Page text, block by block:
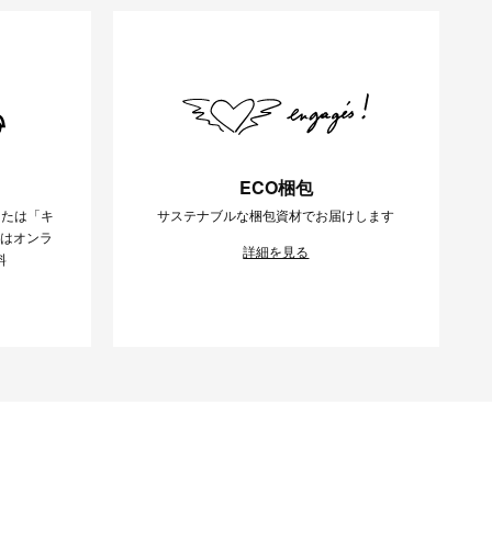
は「キ
オンラ
ECO梱包
サステナブルな梱包資材でお届けします
詳細を見る